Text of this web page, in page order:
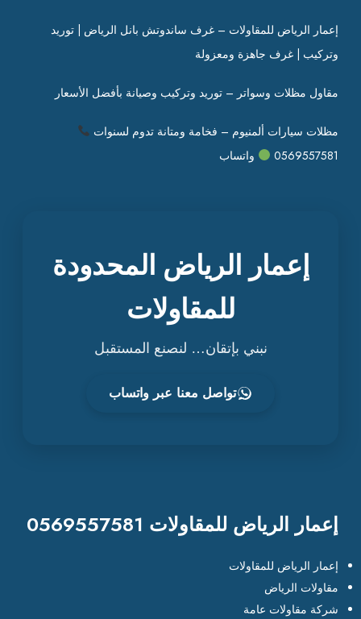
إعمار الرياض للمقاولات – غرف ساندوتش بانل الرياض | توريد
وتركيب | غرف جاهزة ومعزولة
مقاول مظلات وسواتر – توريد وتركيب وصيانة بأفضل الأسعار
مظلات سيارات ألمنيوم – فخامة ومتانة تدوم لسنوات
0569557581
واتساب
إعمار الرياض المحدودة
للمقاولات
نبني بإتقان… لنصنع المستقبل
تواصل معنا عبر واتساب
إعمار الرياض للمقاولات 0569557581
إعمار الرياض للمقاولات
مقاولات الرياض
شركة مقاولات عامة